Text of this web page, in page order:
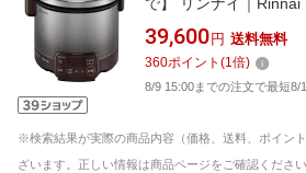
ス炊飯器 ダークグレー
[RR030VQTDB]【
39,600 円 送料無料
360ポイント (1倍)
8/9 15:00までの注文で最短8/
※検索結果が実際の商品内容（価格、送料、ポイン
ざいます。正しい情報は商品ページをご確認ください